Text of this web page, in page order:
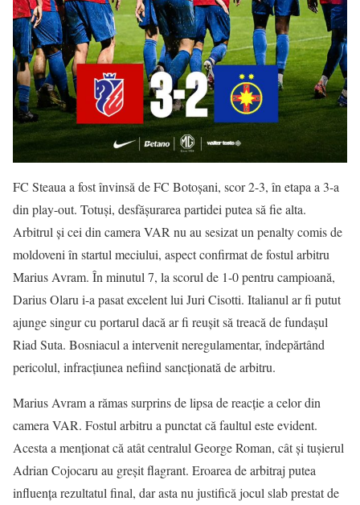
FC Steaua a fost învinsă de FC Botoșani, scor 2-3, în etapa a 3-a
din play-out. Totuși, desfășurarea partidei putea să fie alta.
Arbitrul și cei din camera VAR nu au sesizat un penalty comis de
moldoveni în startul meciului, aspect confirmat de fostul arbitru
Marius Avram. În minutul 7, la scorul de 1-0 pentru campioană,
Darius Olaru i-a pasat excelent lui Juri Cisotti. Italianul ar fi putut
ajunge singur cu portarul dacă ar fi reușit să treacă de fundașul
Riad Suta. Bosniacul a intervenit neregulamentar, îndepărtând
pericolul, infracțiunea nefiind sancționată de arbitru.
Marius Avram a rămas surprins de lipsa de reacție a celor din
camera VAR. Fostul arbitru a punctat că faultul este evident.
Acesta a menționat că atât centralul George Roman, cât și tușierul
Adrian Cojocaru au greșit flagrant. Eroarea de arbitraj putea
influența rezultatul final, dar asta nu justifică jocul slab prestat de